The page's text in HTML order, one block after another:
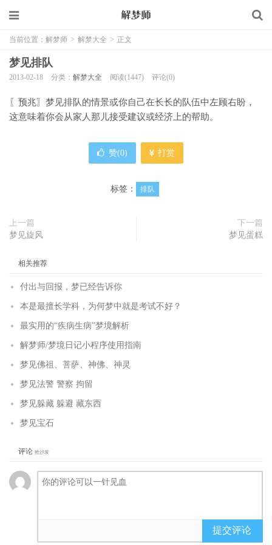
当前位置： 解梦师 > 解梦大全 > 正文
梦见排队
2013-02-18 分类： 解梦大全 阅读(1447) 评论(0)
〖预兆〗梦见排队的情景或你自己在长长的队伍中左顾右盼，
这意味着你会从家人那儿接受建议或经济上的帮助。
赞(0) 打赏
标签： 排队
上一篇
梦见旋风
下一篇
梦见蛋糕
相关推荐
付出与回报，梦已经告诉你
本是最擅长学科，为何梦中就是考试不好？
最实用的“疾病生病”梦境解析
解梦师/梦境日记小程序使用指南
梦见佛祖、菩萨、神佛、神灵
梦见法警 警察 拘留
梦见躲藏 躲避 藏东西
梦见宝石
评论 抢沙发
提交评论